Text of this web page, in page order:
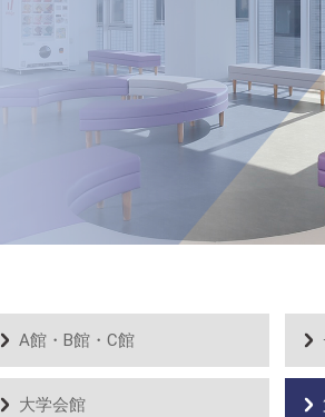
A館・B館・C館
大学会館